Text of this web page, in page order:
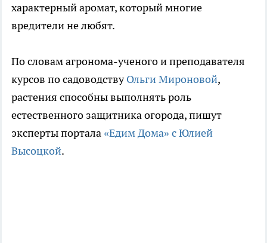
характерный аромат, который многие
вредители не любят.
По словам агронома-ученого и преподавателя
курсов по садоводствуОльги Мироновой,
растения способны выполнять роль
естественного защитника огорода, пишут
эксперты портала «Едим Дома» с Юлией
Высоцкой.